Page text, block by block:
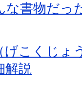
な書物だっ
げこくじょ
解説